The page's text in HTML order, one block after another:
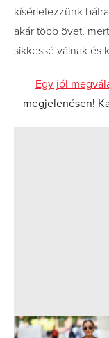
kísérletezzünk
akár több övet,
sikkessé válnak és
Egy jól
megjelenésen!